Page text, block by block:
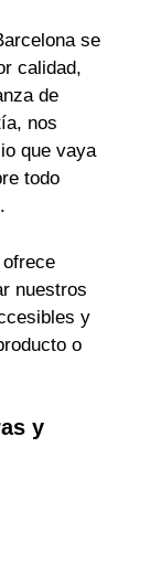
se
calidad,
de
nos
que vaya
todo
nuestros
y
o
y